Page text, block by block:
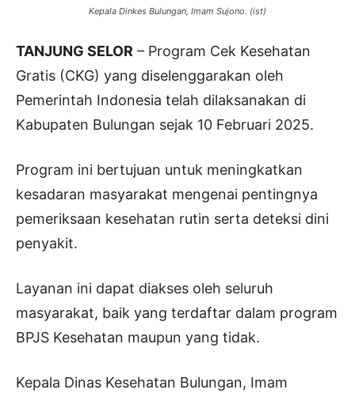
Kepala Dinkes Bulungan, Imam Sujono. (ist)
TANJUNG SELOR – Program Cek Kesehatan
Gratis (CKG) yang diselenggarakan oleh
Pemerintah Indonesia telah dilaksanakan di
Kabupaten Bulungan sejak 10 Februari 2025.
Program ini bertujuan untuk meningkatkan
kesadaran masyarakat mengenai pentingnya
pemeriksaan kesehatan rutin serta deteksi dini
penyakit.
Layanan ini dapat diakses oleh seluruh
masyarakat, baik yang terdaftar dalam program
BPJS Kesehatan maupun yang tidak.
Kepala Dinas Kesehatan Bulungan, Imam